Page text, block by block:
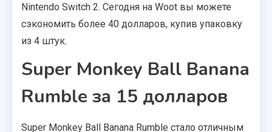
Nintendo Switch 2. Сегодня на Woot вы можете
сэкономить более 40 долларов, купив упаковку
из 4 штук.
Super Monkey Ball Banana
Rumble за 15 долларов
Super Monkey Ball Banana Rumble стало отличным